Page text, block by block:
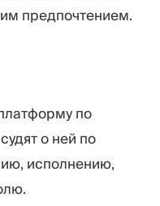
предпочтением.
по
о ней по
исполнению,